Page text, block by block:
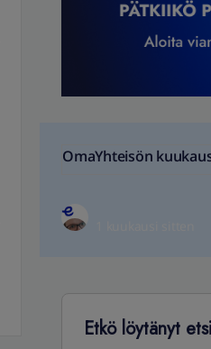
OmaYhteisön
Etkö löytänyt